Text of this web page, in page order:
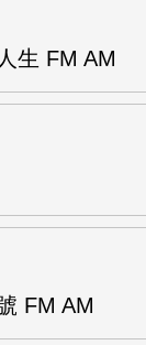
生 FM AM
FM AM